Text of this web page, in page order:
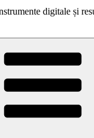
digitale și